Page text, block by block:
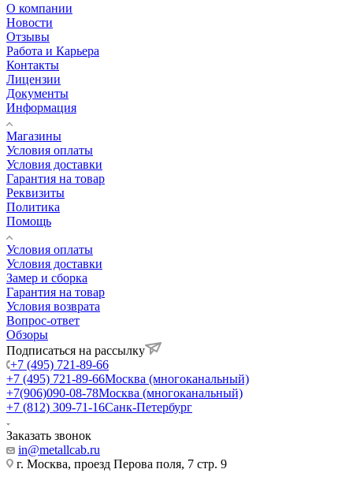
О компании
Новости
Отзывы
Работа и Карьера
Контакты
Лицензии
Документы
Информация
Магазины
Условия оплаты
Условия доставки
Гарантия на товар
Реквизиты
Политика
Помощь
Условия оплаты
Условия доставки
Замер и сборка
Гарантия на товар
Условия возврата
Вопрос-ответ
Обзоры
Подписаться на рассылку
+7 (495) 721-89-66
+7 (495) 721-89-66Москва (многоканальный)
+7(906)090-08-78Москва (многоканальный)
+7 (812) 309-71-16Санк-Петербург
Заказать звонок
in@metallcab.ru
г. Москва, проезд Перова поля, 7 стр. 9